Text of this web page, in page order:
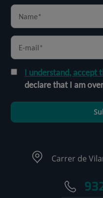
I understand, accept
declare that I am
Carrer de